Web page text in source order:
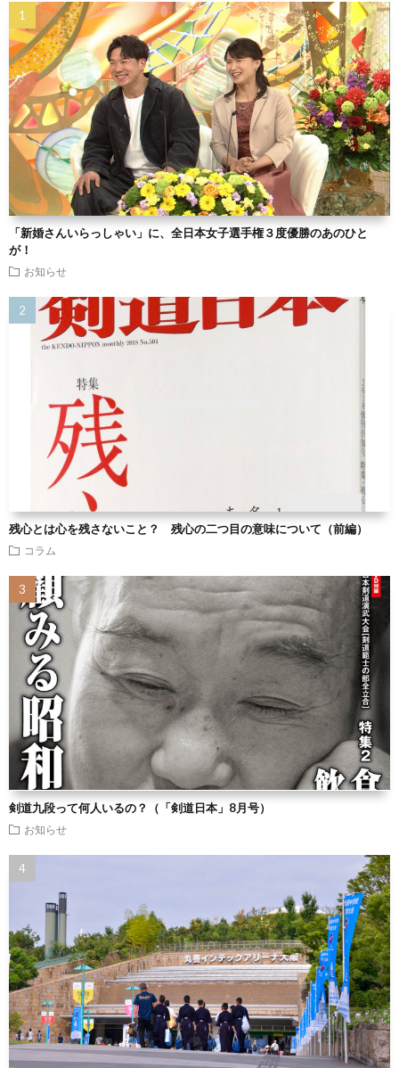
「新婚さんいらっしゃい」に、全日本女子選手権３度優勝のあのひと
が！
お知らせ
残心とは心を残さないこと？ 残心の二つ目の意味について（前編）
コラム
剣道九段って何人いるの？（「剣道日本」8月号）
お知らせ